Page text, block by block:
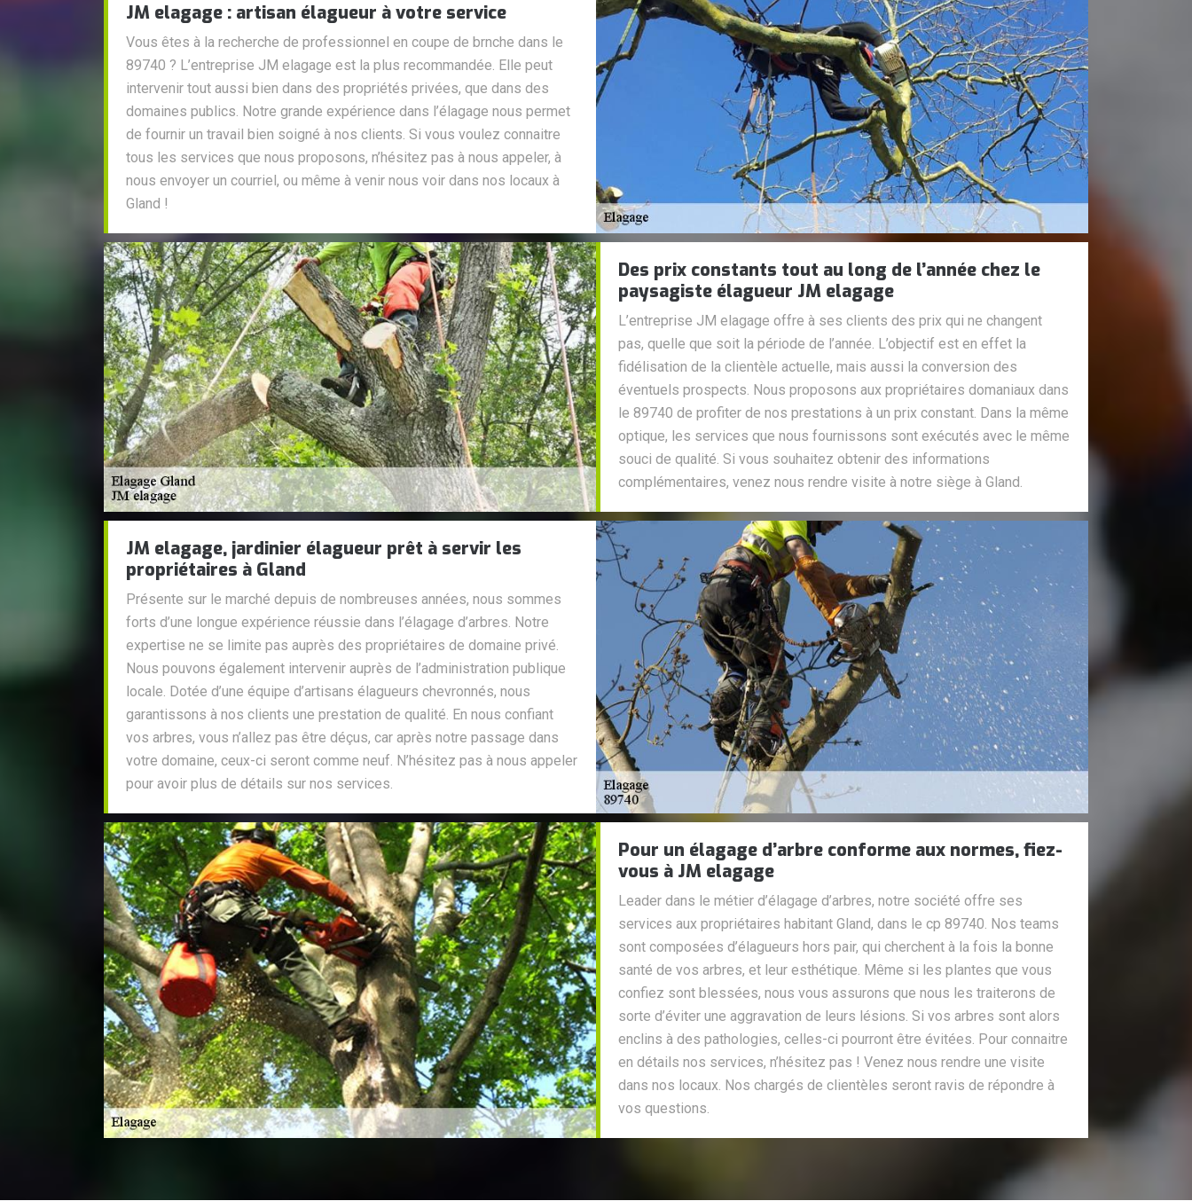
JM elagage : artisan élagueur à votre service
Vous êtes à la recherche de professionnel en coupe de brnche dans le
89740 ? L’entreprise JM elagage est la plus recommandée. Elle peut
intervenir tout aussi bien dans des propriétés privées, que dans des
domaines publics. Notre grande expérience dans l’élagage nous permet
de fournir un travail bien soigné à nos clients. Si vous voulez connaitre
tous les services que nous proposons, n’hésitez pas à nous appeler, à
nous envoyer un courriel, ou même à venir nous voir dans nos locaux à
Gland !
Des prix constants tout au long de l’année chez le
paysagiste élagueur JM elagage
L’entreprise JM elagage offre à ses clients des prix qui ne changent
pas, quelle que soit la période de l’année. L’objectif est en effet la
fidélisation de la clientèle actuelle, mais aussi la conversion des
éventuels prospects. Nous proposons aux propriétaires domaniaux dans
le 89740 de profiter de nos prestations à un prix constant. Dans la même
optique, les services que nous fournissons sont exécutés avec le même
souci de qualité. Si vous souhaitez obtenir des informations
complémentaires, venez nous rendre visite à notre siège à Gland.
JM elagage, jardinier élagueur prêt à servir les
propriétaires à Gland
Présente sur le marché depuis de nombreuses années, nous sommes
forts d’une longue expérience réussie dans l’élagage d’arbres. Notre
expertise ne se limite pas auprès des propriétaires de domaine privé.
Nous pouvons également intervenir auprès de l’administration publique
locale. Dotée d’une équipe d’artisans élagueurs chevronnés, nous
garantissons à nos clients une prestation de qualité. En nous confiant
vos arbres, vous n’allez pas être déçus, car après notre passage dans
votre domaine, ceux-ci seront comme neuf. N’hésitez pas à nous appeler
pour avoir plus de détails sur nos services.
Pour un élagage d’arbre conforme aux normes, fiez-
vous à JM elagage
Leader dans le métier d’élagage d’arbres, notre société offre ses
services aux propriétaires habitant Gland, dans le cp 89740. Nos teams
sont composées d’élagueurs hors pair, qui cherchent à la fois la bonne
santé de vos arbres, et leur esthétique. Même si les plantes que vous
confiez sont blessées, nous vous assurons que nous les traiterons de
sorte d’éviter une aggravation de leurs lésions. Si vos arbres sont alors
enclins à des pathologies, celles-ci pourront être évitées. Pour connaitre
en détails nos services, n’hésitez pas ! Venez nous rendre une visite
dans nos locaux. Nos chargés de clientèles seront ravis de répondre à
vos questions.